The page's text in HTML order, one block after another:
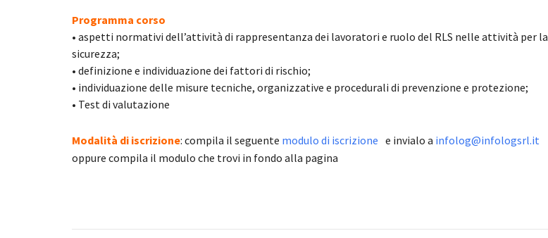
Programma corso
• aspetti normativi dell’attività di rappresentanza dei lavoratori e ruolo del RLS nelle attività per la
sicurezza;
• definizione e individuazione dei fattori di rischio;
• individuazione delle misure tecniche, organizzative e procedurali di prevenzione e protezione;
• Test di valutazione
Modalità di iscrizione: compila il seguente modulo di iscrizione e invialo a infolog@infologsrl.it
oppure compila il modulo che trovi in fondo alla pagina